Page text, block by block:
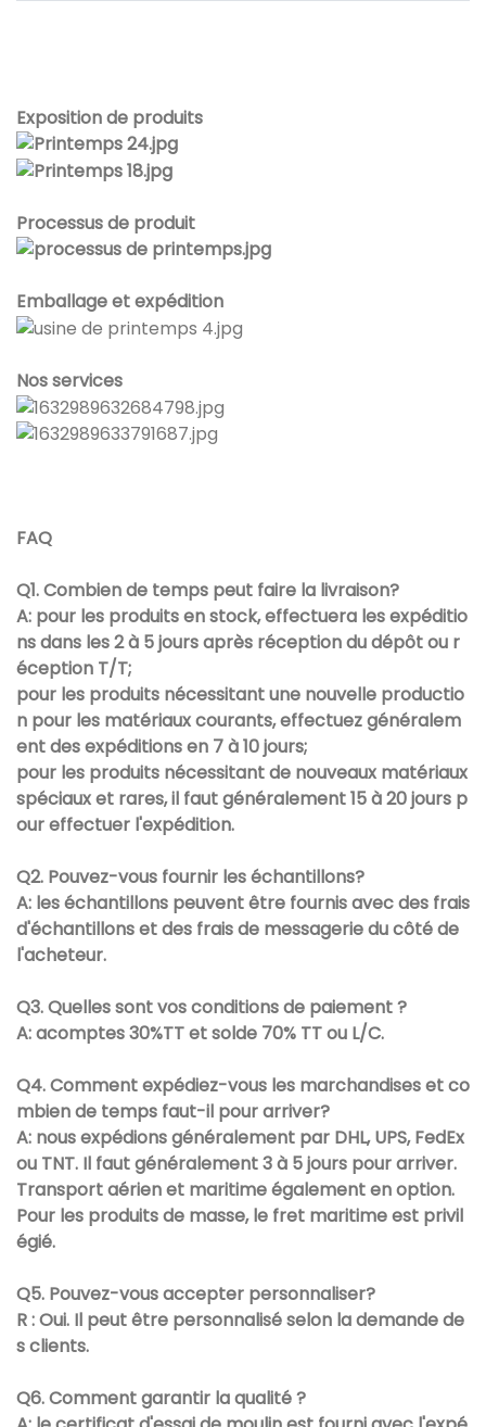
Exposition de produits
Processus de produit
Emballage et expédition
Nos services
FAQ
Q1. Combien de temps peut faire la livraison?
A: pour les produits en stock, effectuera les expéditio
ns dans les 2 à 5 jours après réception du dépôt ou r
éception T/T;
pour les produits nécessitant une nouvelle productio
n pour les matériaux courants, effectuez généralem
ent des expéditions en 7 à 10 jours;
pour les produits nécessitant de nouveaux matériaux
spéciaux et rares, il faut généralement 15 à 20 jours p
our effectuer l'expédition.
Q2. Pouvez-vous fournir les échantillons?
A: les échantillons peuvent être fournis avec des frais
d'échantillons et des frais de messagerie du côté de
l'acheteur.
Q3. Quelles sont vos conditions de paiement ?
A: acomptes 30%TT et solde 70% TT ou L/C.
Q4. Comment expédiez-vous les marchandises et co
mbien de temps faut-il pour arriver?
A: nous expédions généralement par DHL, UPS, FedEx
ou TNT. Il faut généralement 3 à 5 jours pour arriver.
Transport aérien et maritime également en option.
Pour les produits de masse, le fret maritime est privil
égié.
Q5. Pouvez-vous accepter personnaliser?
R : Oui. Il peut être personnalisé selon la demande de
s clients.
Q6. Comment garantir la qualité ?